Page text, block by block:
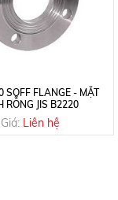
SOFF FLANGE - MẶT
RỖNG JIS B2220
Giá: Liên hệ